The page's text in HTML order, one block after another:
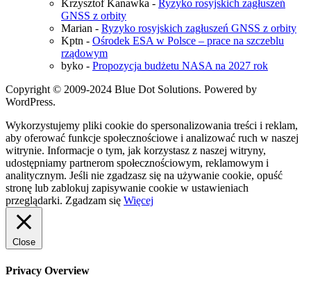
Krzysztof Kanawka - Ryzyko rosyjskich zagłuszeń
GNSS z orbity
Marian - Ryzyko rosyjskich zagłuszeń GNSS z orbity
Kptn - Ośrodek ESA w Polsce – prace na szczeblu
rządowym
byko - Propozycja budżetu NASA na 2027 rok
Copyright © 2009-2024 Blue Dot Solutions. Powered by
WordPress.
Wykorzystujemy pliki cookie do spersonalizowania treści i reklam,
aby oferować funkcje społecznościowe i analizować ruch w naszej
witrynie. Informacje o tym, jak korzystasz z naszej witryny,
udostępniamy partnerom społecznościowym, reklamowym i
analitycznym. Jeśli nie zgadzasz się na używanie cookie, opuść
stronę lub zablokuj zapisywanie cookie w ustawieniach
przeglądarki. Zgadzam się Więcej
Close
Privacy Overview